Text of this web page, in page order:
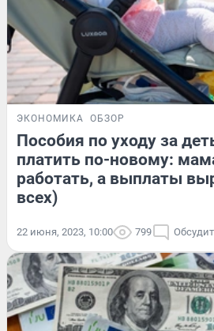
ЭКОНОМИКА ОБЗОР
Пособия по уходу за
платить по-новому:
работать, а выплаты
всех)
22 июня, 2023, 10:00 799